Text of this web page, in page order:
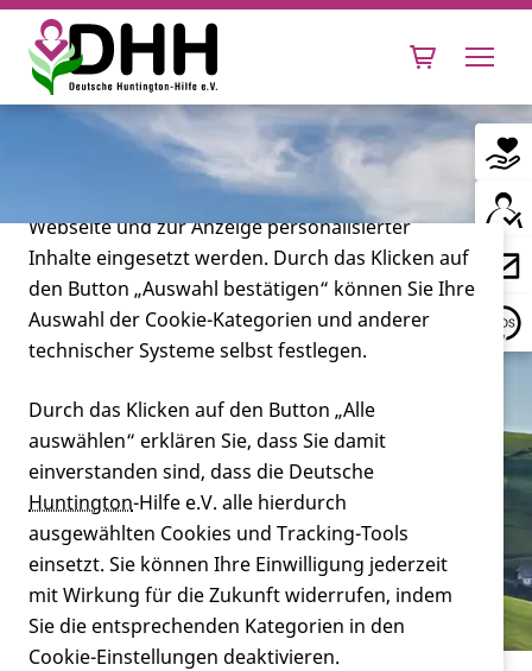
Leben mit Huntington
Forschung
Miteinander
Verein
Service
Baden-Württemberg
Cookie-Einstellungen
Diese Webseite setzt verschiedene Cookies und
Tracking-Tools ein. Dies beinhaltet Cookies und
Tracking-Tools, die für den Betrieb der Webseite
technisch notwendig sind, die zu statistischen
Zwecken sowie zur besseren Bedienbarkeit der
Webseite und zur Anzeige personalisierter
Inhalte eingesetzt werden. Durch das Klicken auf
den Button „Auswahl bestätigen“ können Sie Ihre
Auswahl der Cookie-Kategorien und anderer
technischer Systeme selbst festlegen.
Durch das Klicken auf den Button „Alle
auswählen“ erklären Sie, dass Sie damit
einverstanden sind, dass die Deutsche
Huntington-Hilfe e.V. alle hierdurch
ausgewählten Cookies und Tracking-Tools
einsetzt. Sie können Ihre Einwilligung jederzeit
mit Wirkung für die Zukunft widerrufen, indem
Sie die entsprechenden Kategorien in den
Cookie-Einstellungen deaktivieren.